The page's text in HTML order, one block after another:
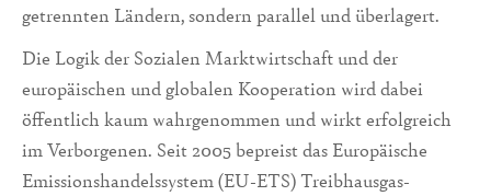
getrennten Ländern, sondern parallel und überlagert.
Die Logik der Sozialen Marktwirtschaft und der
europäischen und globalen Kooperation wird dabei
öffentlich kaum wahrgenommen und wirkt erfolgreich
im Verborgenen. Seit 2005 bepreist das Europäische
Emissionshandelssystem (EU-ETS) Treibhausgas-